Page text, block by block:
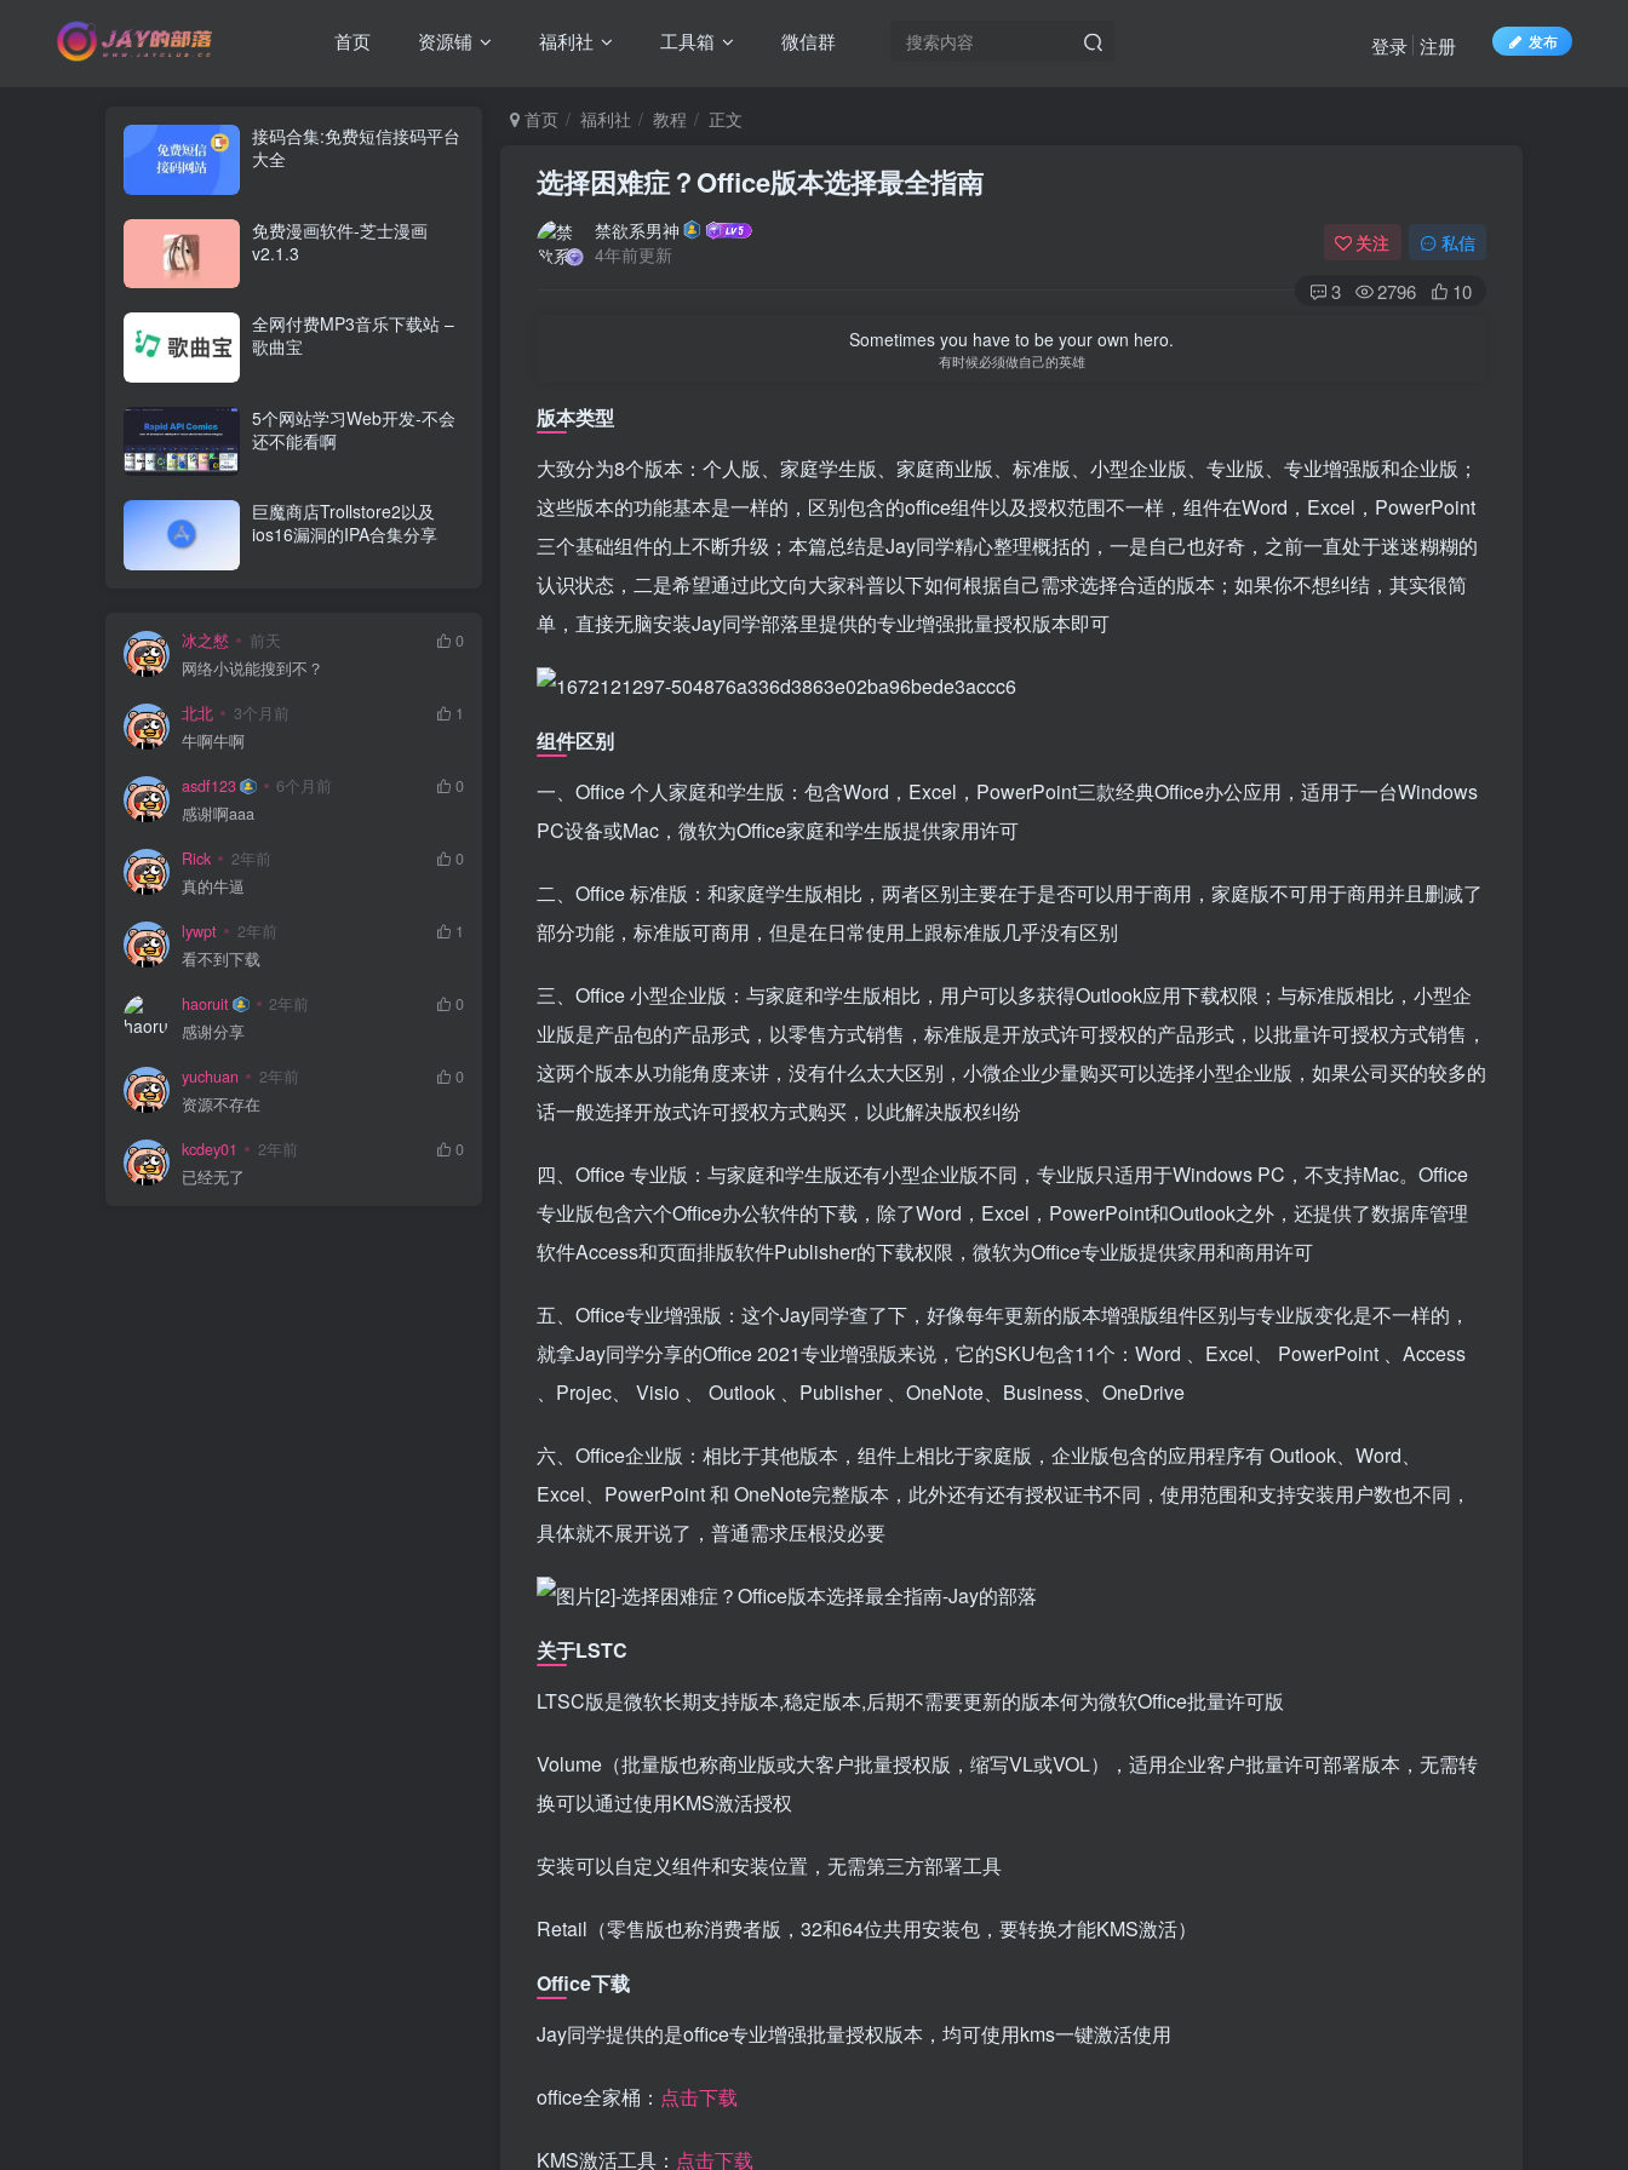
首页 资源铺 福利社 工具箱 微信群 发布
登录 注册
首页 福利社 教程 正文
选择困难症？Office版本选择最全指南
禁欲系男神
4年前更新
关注 私信
3 2796 10
Sometimes you have to be your own hero.
有时候必须做自己的英雄
版本类型
大致分为8个版本：个人版、家庭学生版、家庭商业版、标准版、小型企业版、专业版、专业增强版和企业版；
这些版本的功能基本是一样的，区别包含的office组件以及授权范围不一样，组件在Word，Excel，PowerPoint
三个基础组件的上不断升级；本篇总结是Jay同学精心整理概括的，一是自己也好奇，之前一直处于迷迷糊糊的
认识状态，二是希望通过此文向大家科普以下如何根据自己需求选择合适的版本；如果你不想纠结，其实很简
单，直接无脑安装Jay同学部落里提供的专业增强批量授权版本即可
组件区别
一、Office 个人家庭和学生版：包含Word，Excel，PowerPoint三款经典Office办公应用，适用于一台Windows
PC设备或Mac，微软为Office家庭和学生版提供家用许可
二、Office 标准版：和家庭学生版相比，两者区别主要在于是否可以用于商用，家庭版不可用于商用并且删减了
部分功能，标准版可商用，但是在日常使用上跟标准版几乎没有区别
三、Office 小型企业版：与家庭和学生版相比，用户可以多获得Outlook应用下载权限；与标准版相比，小型企
业版是产品包的产品形式，以零售方式销售，标准版是开放式许可授权的产品形式，以批量许可授权方式销售，
这两个版本从功能角度来讲，没有什么太大区别，小微企业少量购买可以选择小型企业版，如果公司买的较多的
话一般选择开放式许可授权方式购买，以此解决版权纠纷
四、Office 专业版：与家庭和学生版还有小型企业版不同，专业版只适用于Windows PC，不支持Mac。Office
专业版包含六个Office办公软件的下载，除了Word，Excel，PowerPoint和Outlook之外，还提供了数据库管理
软件Access和页面排版软件Publisher的下载权限，微软为Office专业版提供家用和商用许可
五、Office专业增强版：这个Jay同学查了下，好像每年更新的版本增强版组件区别与专业版变化是不一样的，
就拿Jay同学分享的Office 2021专业增强版来说，它的SKU包含11个：Word 、Excel、 PowerPoint 、Access
、Projec、 Visio 、 Outlook 、Publisher 、OneNote、Business、OneDrive
六、Office企业版：相比于其他版本，组件上相比于家庭版，企业版包含的应用程序有 Outlook、Word、
Excel、PowerPoint 和 OneNote完整版本，此外还有还有授权证书不同，使用范围和支持安装用户数也不同，
具体就不展开说了，普通需求压根没必要
关于LSTC
LTSC版是微软长期支持版本,稳定版本,后期不需要更新的版本何为微软Office批量许可版
Volume（批量版也称商业版或大客户批量授权版，缩写VL或VOL），适用企业客户批量许可部署版本，无需转
换可以通过使用KMS激活授权
安装可以自定义组件和安装位置，无需第三方部署工具
Retail（零售版也称消费者版，32和64位共用安装包，要转换才能KMS激活）
Office下载
Jay同学提供的是office专业增强批量授权版本，均可使用kms一键激活使用
office全家桶： 点击下载
KMS激活工具： 点击下载
接码合集:免费短信接码平台
大全
免费漫画软件-芝士漫画
v2.1.3
全网付费MP3音乐下载站 –
歌曲宝
5个网站学习Web开发-不会
还不能看啊
巨魔商店Trollstore2以及
ios16漏洞的IPA合集分享
冰之憖 前天
0
网络小说能搜到不？
北北 3个月前
1
牛啊牛啊
asdf123 6个月前
0
感谢啊aaa
Rick 2年前
0
真的牛逼
lywpt 2年前
1
看不到下载
haoruit 2年前
0
感谢分享
yuchuan 2年前
0
资源不存在
kcdey01 2年前
0
已经无了